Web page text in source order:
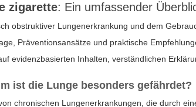
zigarette: Ein umfassender
obstruktiver Lungenerkrankung und dem
Präventionsansätze und praktische
evidenzbasierten Inhalten, verständlichen
ist die Lunge besonders gefährdet?
chronischen Lungenerkrankungen, die durch